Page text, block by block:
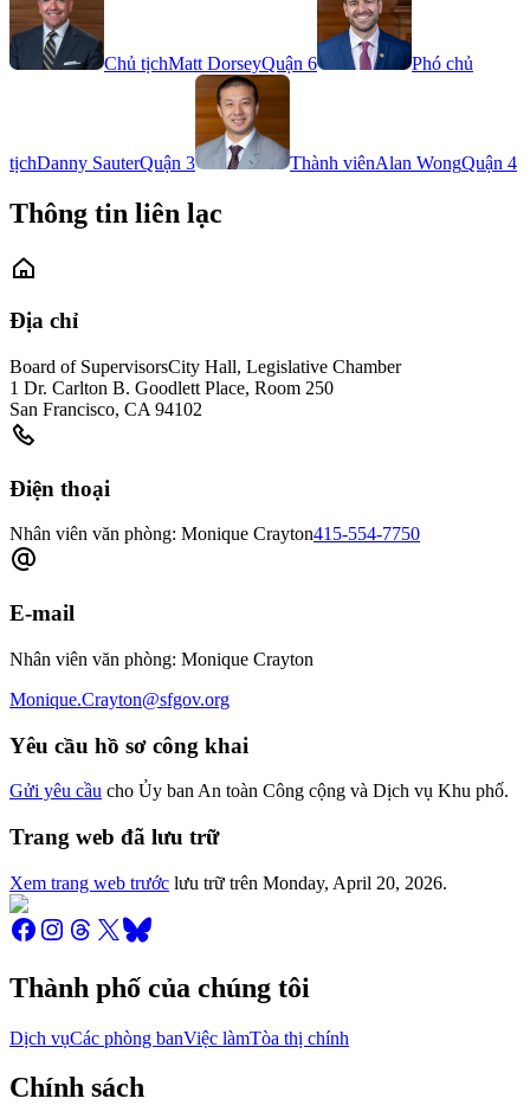
Chủ tịchMatt DorseyQuận 6 Phó chủ
tịchDanny SauterQuận 3 Thành viênAlan WongQuận 4
Thông tin liên lạc
Địa chỉ
Board of SupervisorsCity Hall, Legislative Chamber
1 Dr. Carlton B. Goodlett Place, Room 250
San Francisco, CA 94102
Điện thoại
Nhân viên văn phòng: Monique Crayton415-554-7750
E-mail
Nhân viên văn phòng: Monique Crayton
Monique.Crayton@sfgov.org
Yêu cầu hồ sơ công khai
Gửi yêu cầu cho Ủy ban An toàn Công cộng và Dịch vụ Khu phố.
Trang web đã lưu trữ
Xem trang web trước lưu trữ trên Monday, April 20, 2026.
Thành phố của chúng tôi
Dịch vụCác phòng banViệc làmTòa thị chính
Chính sách